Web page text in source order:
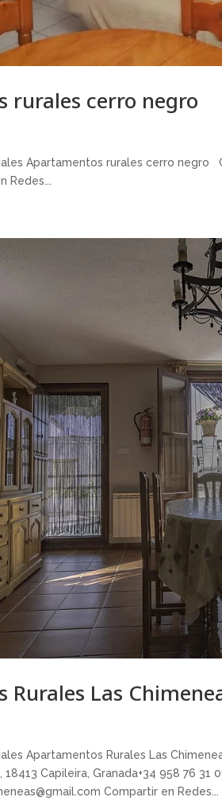
rurales cerro negro
Apartamentos rurales cerro negro
Redes...
Las
Apartamentos Rurales Las
18413 Capileira, Granada+34 958 76 31
Compartir en Redes...